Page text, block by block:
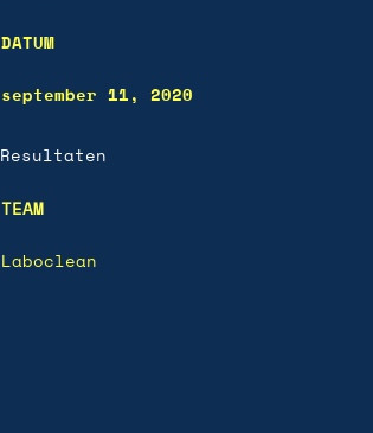
DATUM
september 11, 2020
Resultaten
TEAM
Laboclean